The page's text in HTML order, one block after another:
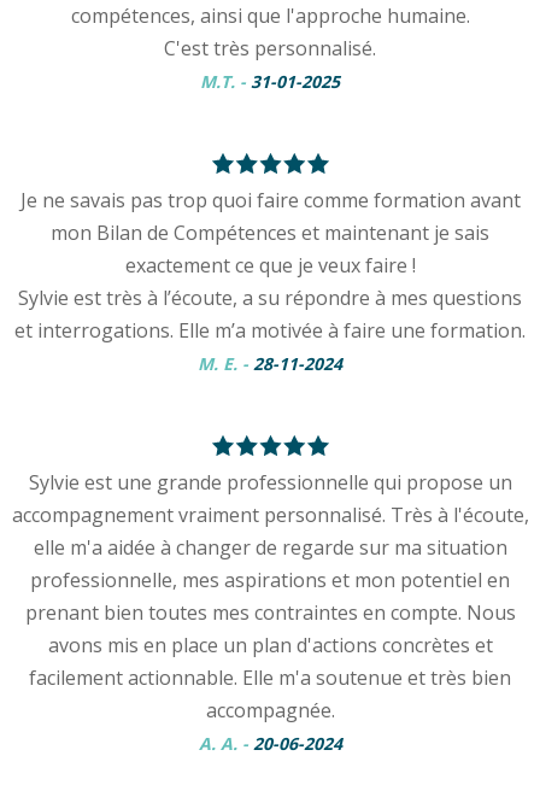
compétences, ainsi que l'approche humaine.
C'est très personnalisé.
M.T. - 31-01-2025
Je ne savais pas trop quoi faire comme formation avant
mon Bilan de Compétences et maintenant je sais
exactement ce que je veux faire !
Sylvie est très à l’écoute, a su répondre à mes questions
et interrogations. Elle m’a motivée à faire une formation.
M. E. - 28-11-2024
Sylvie est une grande professionnelle qui propose un
accompagnement vraiment personnalisé. Très à l'écoute,
elle m'a aidée à changer de regarde sur ma situation
professionnelle, mes aspirations et mon potentiel en
prenant bien toutes mes contraintes en compte. Nous
avons mis en place un plan d'actions concrètes et
facilement actionnable. Elle m'a soutenue et très bien
accompagnée.
A. A. - 20-06-2024